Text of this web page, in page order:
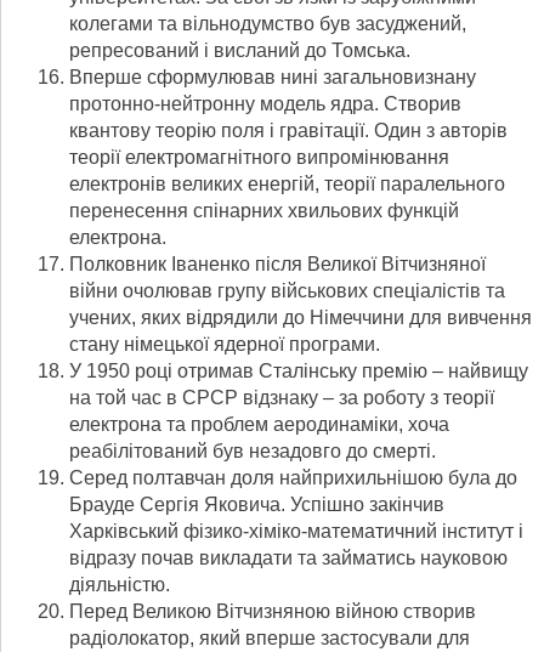
колегами та вільнодумство був засуджений,
репресований і висланий до Томська.
Вперше сформулював нині загальновизнану
протонно-нейтронну модель ядра. Створив
квантову теорію поля і гравітації. Один з авторів
теорії електромагнітного випромінювання
електронів великих енергій, теорії паралельного
перенесення спінарних хвильових функцій
електрона.
Полковник Іваненко після Великої Вітчизняної
війни очолював групу військових спеціалістів та
учених, яких відрядили до Німеччини для вивчення
стану німецької ядерної програми.
У 1950 році отримав Сталінську премію – найвищу
на той час в СРСР відзнаку – за роботу з теорії
електрона та проблем аеродинаміки, хоча
реабілітований був незадовго до смерті.
Серед полтавчан доля найприхильнішою була до
Брауде Сергія Яковича. Успішно закінчив
Харківський фізико-хіміко-математичний інститут і
відразу почав викладати та займатись науковою
діяльністю.
Перед Великою Вітчизняною війною створив
радіолокатор, який вперше застосували для